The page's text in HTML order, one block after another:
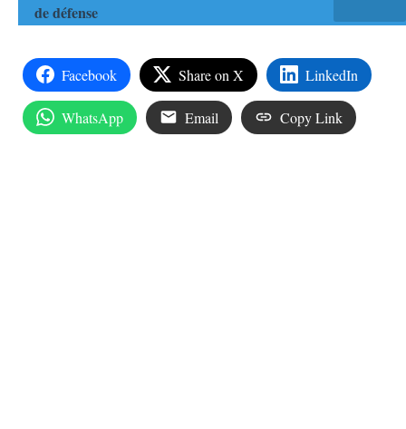
de défense
Facebook Share on X LinkedIn
WhatsApp Email Copy Link